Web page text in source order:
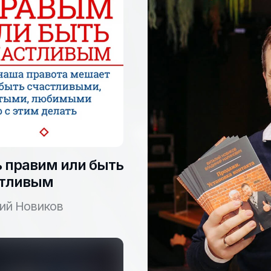
Новиков
правим или быть